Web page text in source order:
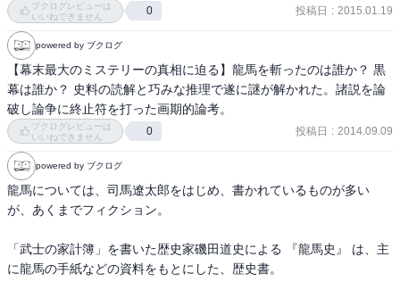
ブクログレビューは
いいねできません
0 投稿日 : 2015.01.19
powered by ブクログ
【幕末最大のミステリーの真相に迫る】龍馬を斬ったのは誰か？ 黒
幕は誰か？ 史料の読解と巧みな推理で遂に謎が解かれた。諸説を論
破し論争に終止符を打った画期的論考。
ブクログレビューは
いいねできません
0 投稿日 : 2014.09.09
powered by ブクログ
龍馬については、司馬遼太郎をはじめ、書かれているものが多い
が、あくまでフィクション。
「武士の家計簿」を書いた歴史家磯田道史による 『龍馬史』 は、主
に龍馬の手紙などの資料をもとにした、歴史書。